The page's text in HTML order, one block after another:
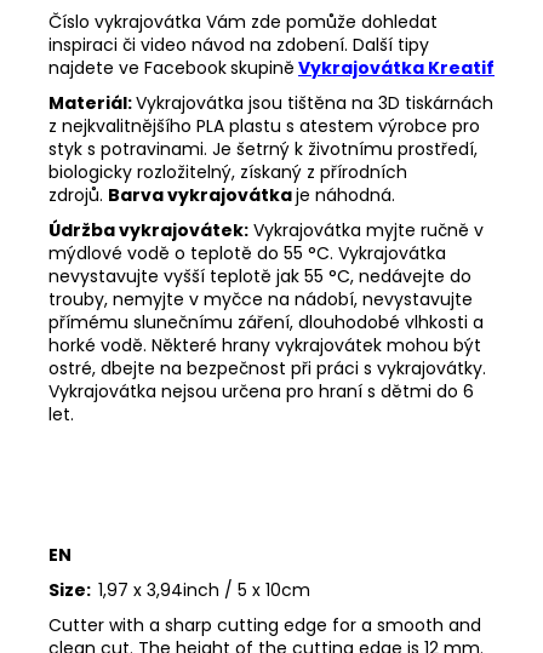
Číslo vykrajovátka Vám zde pomůže dohledat
inspiraci či video návod na zdobení. Další tipy
najdete ve Facebookskupině Vykrajovátka Kreatif
Materiál:Vykrajovátka jsou tištěna na 3D tiskárnách
z nejkvalitnějšího PLA plastu s atestem výrobce pro
styk s potravinami. Je šetrný k životnímu prostředí,
biologicky rozložitelný, získaný z přírodních
zdrojů. Barva vykrajovátkaje náhodná.
Údržba vykrajovátek: Vykrajovátka myjte ručně v
mýdlové vodě o teplotě do 55 °C. Vykrajovátka
nevystavujte vyšší teplotě jak 55 °C, nedávejte do
trouby, nemyjte v myčce na nádobí, nevystavujte
přímému slunečnímu záření, dlouhodobé vlhkosti a
horké vodě. Některé hrany vykrajovátek mohou být
ostré, dbejte na bezpečnost při práci s vykrajovátky.
Vykrajovátka nejsou určena pro hraní s dětmi do 6
let.
EN
Size: 1,97 x 3,94inch / 5 x 10cm
Cutter with a sharp cutting edge for a smooth and
clean cut. The height of the cutting edge is 12 mm.